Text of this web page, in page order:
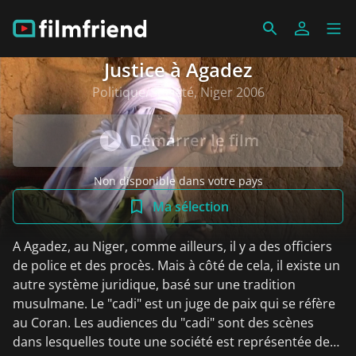
Justice à Agadez
Politique/Société, Niger 2006
Démarrer le film
Non disponible dans votre pays
Ma sélection
A Agadez, au Niger, comme ailleurs, il y a des officiers
de police et des procès. Mais à côté de cela, il existe un
autre système juridique, basé sur une tradition
musulmane. Le "cadi" est un juge de paix qui se réfère
au Coran. Les audiences du "cadi" sont des scènes
dans lesquelles toute une société est représentée de